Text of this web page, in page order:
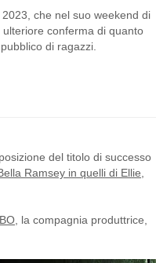
che nel suo weekend di
, ulteriore conferma di quanto
di ragazzi.
del titolo di successo
Ramsey in quelli di Ellie
, la compagnia produttrice,